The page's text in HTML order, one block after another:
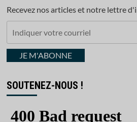
Recevez nos articles et notre lettre
courrielJE M'ABONNE
SOUTENEZ-NOUS !